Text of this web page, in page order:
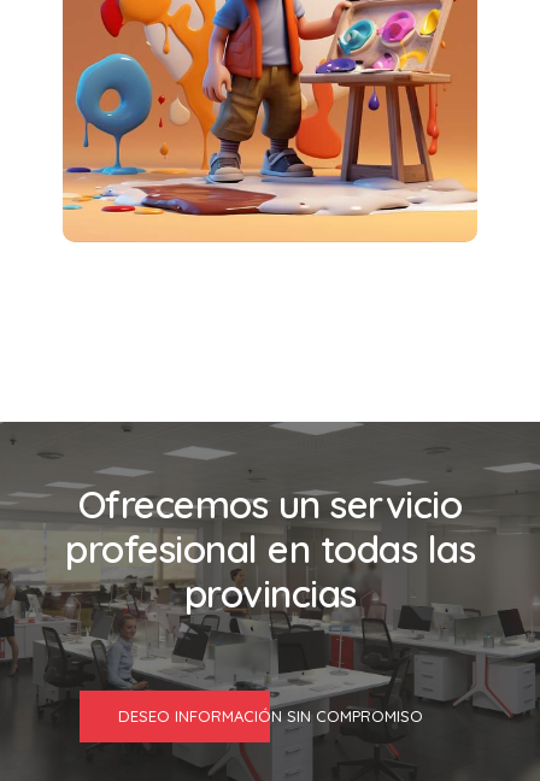
Ofrecemos un servicio
profesional en todas las
provincias
DESEO INFORMACIÓN SIN COMPROMISO